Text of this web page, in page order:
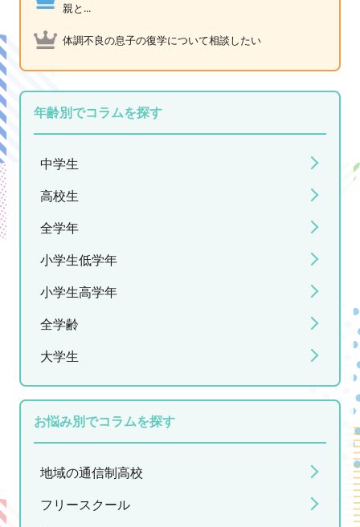
親と...
体調不良の息子の復学について相談したい
年齢別でコラムを探す
中学生
高校生
全学年
小学生低学年
小学生高学年
全学齢
大学生
お悩み別でコラムを探す
地域の通信制高校
フリースクール